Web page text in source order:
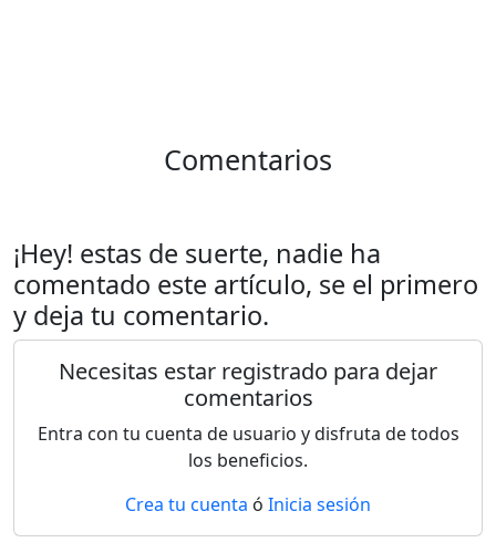
Comentarios
¡Hey! estas de suerte, nadie ha
comentado este artículo, se el primero
y deja tu comentario.
Necesitas estar registrado para dejar
comentarios
Entra con tu cuenta de usuario y disfruta de todos
los beneficios.
Crea tu cuenta ó Inicia sesión